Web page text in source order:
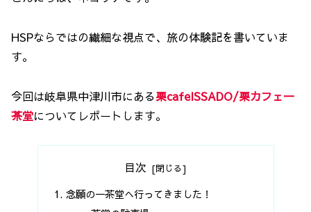
HSPならではの繊細な視点で、旅の体験記を書いていま
す。
今回は岐阜県中津川市にある栗cafeISSADO/栗カフェ一
茶堂についてレポートします。
目次
念願の一茶堂へ行ってきました！